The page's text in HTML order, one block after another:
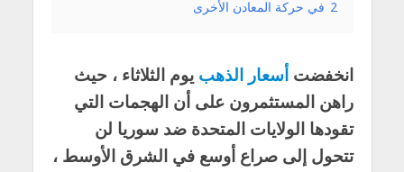
2 في حركة المعادن الأخرى
انخفضت أسعار الذهب يوم الثلاثاء ، حيث
راهن المستثمرون على أن الهجمات التي
تقودها الولايات المتحدة ضد سوريا لن
تتحول إلى صراع أوسع في الشرق الأوسط ،